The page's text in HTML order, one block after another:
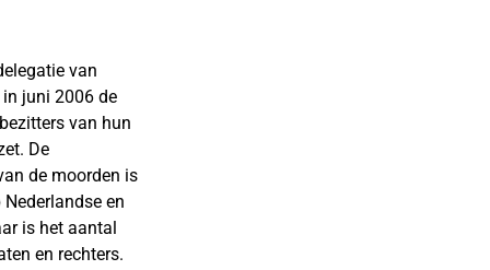
van
juni 2006 de
van hun
De
de moorden is
en
is het aantal
en rechters.